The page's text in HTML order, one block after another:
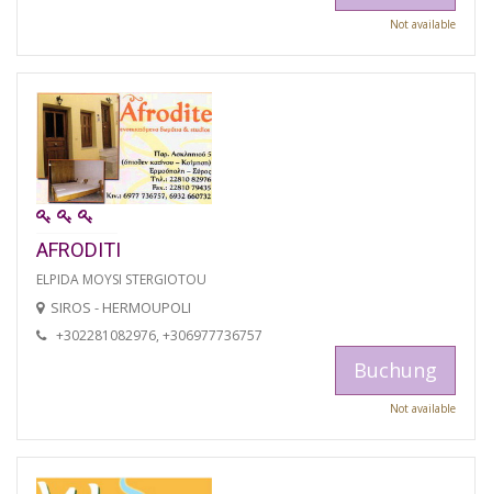
Not available
AFRODITI
ELPIDA MOYSI STERGIOTOU
SIROS - HERMOUPOLI
+302281082976, +306977736757
Buchung
Not available